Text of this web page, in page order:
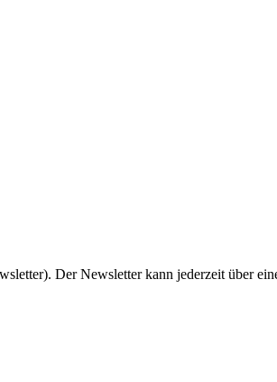
Der Newsletter kann jederzeit über